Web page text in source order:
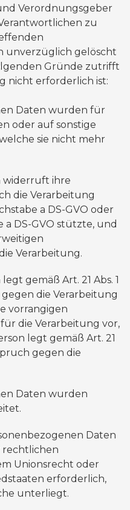
Verordnungsgeber
zu
unverzüglich gelöscht
Gründe zutrifft
nicht erforderlich ist:
Daten wurden für
oder auf sonstige
sie nicht mehr
widerruft ihre
die Verarbeitung
a DS-GVO oder
a DS-GVO stützte, und
Verarbeitung.
gemäß Art. 21 Abs. 1
die Verarbeitung
vorrangigen
die Verarbeitung vor,
legt gemäß Art. 21
gegen die
Daten wurden
Daten
Unionsrecht oder
erforderlich,
unterliegt.